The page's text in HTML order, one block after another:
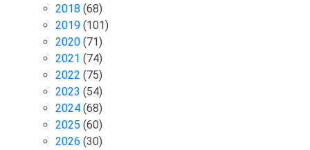
2018 (68)
2019 (101)
2020 (71)
2021 (74)
2022 (75)
2023 (54)
2024 (68)
2025 (60)
2026 (30)